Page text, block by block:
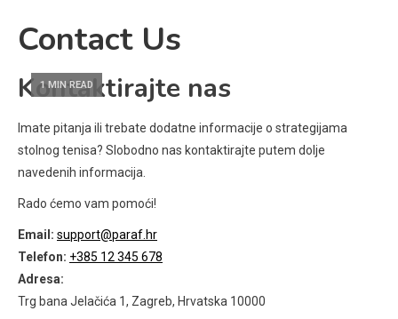
Contact Us
1 MIN READ
Kontaktirajte nas
Imate pitanja ili trebate dodatne informacije o strategijama
stolnog tenisa? Slobodno nas kontaktirajte putem dolje
navedenih informacija.
Rado ćemo vam pomoći!
Email: support@paraf.hr
Telefon: +385 12 345 678
Adresa:
Trg bana Jelačića 1, Zagreb, Hrvatska 10000